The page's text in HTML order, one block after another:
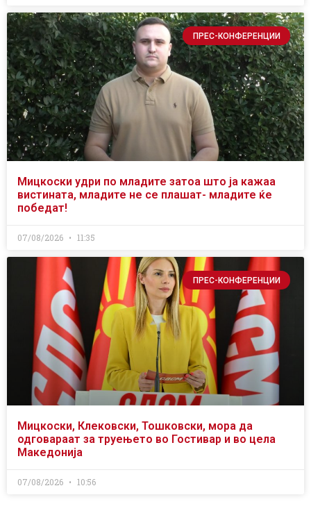
ПРЕС-КОНФЕРЕНЦИИ
Мицкоски удри по младите затоа што ја кажаа
вистината, младите не се плашат- младите ќе
победат!
07/08/2026 11:35
ПРЕС-КОНФЕРЕНЦИИ
Мицкоски, Клековски, Тошковски, мора да
одговараат за труењето во Гостивар и во цела
Македонија
07/08/2026 10:56